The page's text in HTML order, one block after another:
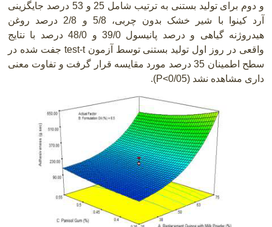
و دوم برای تولید بستنی به ترتیب شامل 25 و 53 درصد جایگزینی
آرد کینوا با شیر خشک بدون چربی، 5/8 و 2/8 درصد روغن
هیدروژنه گیاهی و درصد پانیسول 39/0 و 48/0 درصد با نتایج
واقعی در روز اول تولید بستنی توسط آزمون test-t جفت شده در
سطح اطمینان 35 درصد مورد مقایسه قرار گرفت و تفاوت معنی
داری مشاهده نشد P<0/05)
).